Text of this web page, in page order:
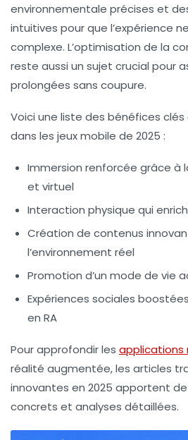
environnementale précises et
intuitives pour que l’expérience
complexe. L’optimisation de la
reste aussi un sujet crucial pour
prolongées sans coupure.
Voici une liste des bénéfices
dans les jeux mobile de 2025 :
Immersion renforcée grâce à
et virtuel
Interaction physique qui
Création de contenus
l’environnement réel
Promotion d’un mode de vie
Expériences sociales boostées
en RA
Pour approfondir les applications
réalité augmentée, les articles
innovantes en 2025 apportent
concrets et analyses détaillées.